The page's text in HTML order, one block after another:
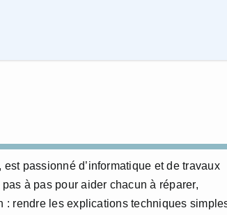
passionné d’informatique et de travaux
à pas pour aider chacun à réparer,
: rendre les explications techniques